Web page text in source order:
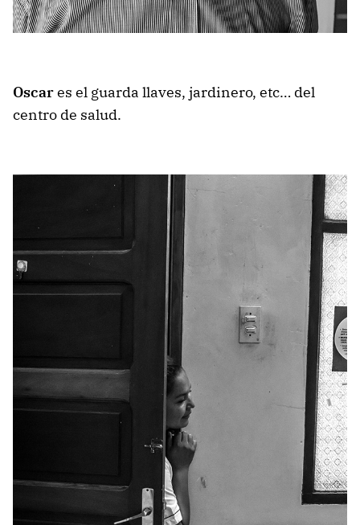
Oscares el guarda llaves, jardinero, etc… del
centro de salud.